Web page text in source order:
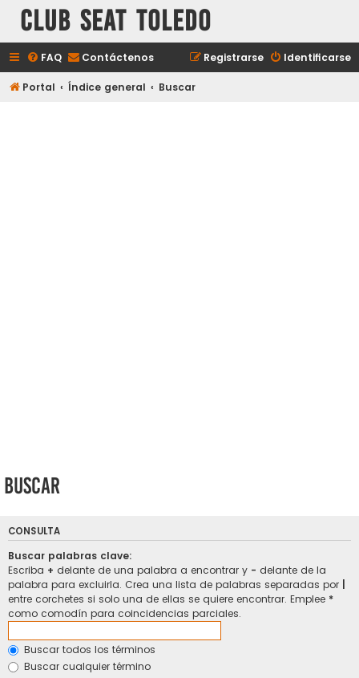
Club Seat Toledo
FAQ Contáctenos Identificarse
Registrarse
Portal Índice general Buscar
Buscar
CONSULTA
Buscar palabras clave:
Escriba + delante de una palabra a encontrar y - delante de la
palabra para excluirla. Crea una lista de palabras separadas por
entre corchetes si solo una de ellas se quiere encontrar. Emplee *
como comodín para coincidencias parciales.
Buscar todos los términos
Buscar cualquier término